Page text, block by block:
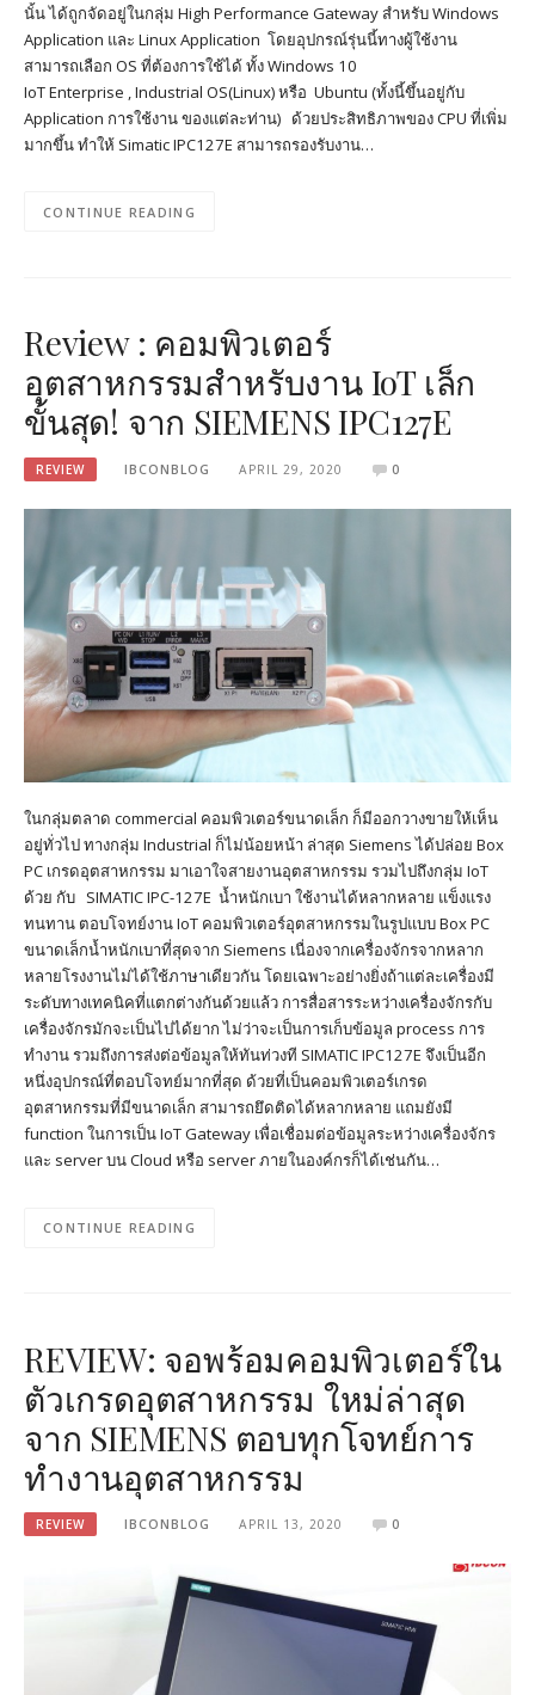
นั้น ได้ถูกจัดอยู่ในกลุ่ม High Performance Gateway สำหรับ Windows
Application และ Linux Application โดยอุปกรณ์รุ่นนี้ทางผู้ใช้งาน
สามารถเลือก OS ที่ต้องการใช้ได้ ทั้ง Windows 10
IoT Enterprise , Industrial OS(Linux) หรือ Ubuntu (ทั้งนี้ขึ้นอยู่กับ
Application การใช้งาน ของแต่ละท่าน) ด้วยประสิทธิภาพของ CPU ที่เพิ่ม
มากขึ้น ทำให้ Simatic IPC127E สามารถรองรับงาน…
CONTINUE READING
Review : คอมพิวเตอร์
อุตสาหกรรมสำหรับงาน IoT เล็ก
ขั้นสุด! จาก SIEMENS IPC127E
REVIEW IBCONBLOG APRIL 29, 2020 0
ในกลุ่มตลาด commercial คอมพิวเตอร์ขนาดเล็ก ก็มีออกวางขายให้เห็น
อยู่ทั่วไป ทางกลุ่ม Industrial ก็ไม่น้อยหน้า ล่าสุด Siemens ได้ปล่อย Box
PC เกรดอุตสาหกรรม มาเอาใจสายงานอุตสาหกรรม รวมไปถึงกลุ่ม IoT
ด้วย กับ SIMATIC IPC-127E น้ำหนักเบา ใช้งานได้หลากหลาย แข็งแรง
ทนทาน ตอบโจทย์งาน IoT คอมพิวเตอร์อุตสาหกรรมในรูปแบบ Box PC
ขนาดเล็กน้ำหนักเบาที่สุดจาก Siemens เนื่องจากเครื่องจักรจากหลาก
หลายโรงงานไม่ได้ใช้ภาษาเดียวกัน โดยเฉพาะอย่างยิ่งถ้าแต่ละเครื่องมี
ระดับทางเทคนิคที่แตกต่างกันด้วยแล้ว การสื่อสารระหว่างเครื่องจักรกับ
เครื่องจักรมักจะเป็นไปได้ยาก ไม่ว่าจะเป็นการเก็บข้อมูล process การ
ทำงาน รวมถึงการส่งต่อข้อมูลให้ทันท่วงที SIMATIC IPC127E จึงเป็นอีก
หนึ่งอุปกรณ์ที่ตอบโจทย์มากที่สุด ด้วยที่เป็นคอมพิวเตอร์เกรด
อุตสาหกรรมที่มีขนาดเล็ก สามารถยึดติดได้หลากหลาย แถมยังมี
function ในการเป็น IoT Gateway เพื่อเชื่อมต่อข้อมูลระหว่างเครื่องจักร
และ server บน Cloud หรือ server ภายในองค์กรก็ได้เช่นกัน…
CONTINUE READING
REVIEW: จอพร้อมคอมพิวเตอร์ใน
ตัวเกรดอุตสาหกรรม ใหม่ล่าสุด
จาก SIEMENS ตอบทุกโจทย์การ
ทำงานอุตสาหกรรม
REVIEW IBCONBLOG APRIL 13, 2020 0